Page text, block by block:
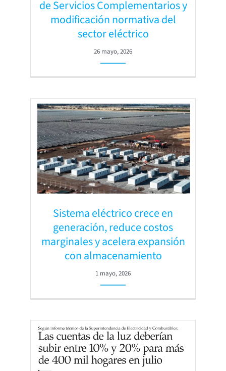
de Servicios Complementarios y
modificación normativa del
sector eléctrico
26 mayo, 2026
Sistema eléctrico crece en
generación, reduce costos
marginales y acelera expansión
con almacenamiento
1 mayo, 2026